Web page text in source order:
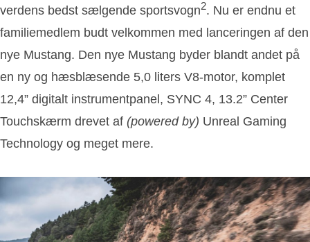
verdens bedst sælgende sportsvogn2. Nu er endnu et
familiemedlem budt velkommen med lanceringen af den
nye Mustang. Den nye Mustang byder blandt andet på
en ny og hæsblæsende 5,0 liters V8-motor, komplet
12,4” digitalt instrumentpanel, SYNC 4, 13.2” Center
Touchskærm drevet af (powered by) Unreal Gaming
Technology og meget mere.